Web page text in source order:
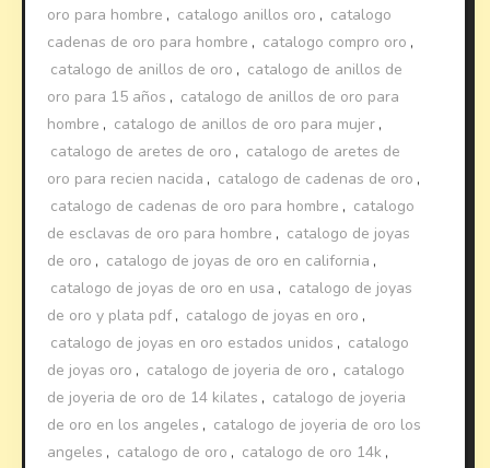
oro para hombre , catalogo anillos oro , catalogo
cadenas de oro para hombre , catalogo compro oro ,
catalogo de anillos de oro , catalogo de anillos de
oro para 15 años , catalogo de anillos de oro para
hombre , catalogo de anillos de oro para mujer ,
catalogo de aretes de oro , catalogo de aretes de
oro para recien nacida , catalogo de cadenas de oro ,
catalogo de cadenas de oro para hombre , catalogo
de esclavas de oro para hombre , catalogo de joyas
de oro , catalogo de joyas de oro en california ,
catalogo de joyas de oro en usa , catalogo de joyas
de oro y plata pdf , catalogo de joyas en oro ,
catalogo de joyas en oro estados unidos , catalogo
de joyas oro , catalogo de joyeria de oro , catalogo
de joyeria de oro de 14 kilates , catalogo de joyeria
de oro en los angeles , catalogo de joyeria de oro los
angeles , catalogo de oro , catalogo de oro 14k ,